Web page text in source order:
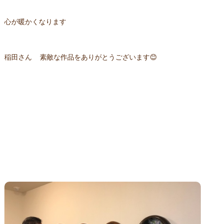
心が暖かくなります
稲田さん 素敵な作品をありがとうございます😊